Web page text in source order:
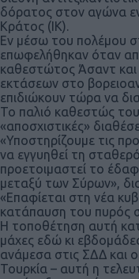
δόρατος στον αγώνα
Κράτος (ΙΚ).
Εν μέσω του πολέμου
επωφελήθηκαν όταν
καθεστώτος Άσαντ
εκτάσεων στο
επιδιώκουν τώρα να
Το παλιό καθεστώς
«αποσχιστικές»
«Υποστηρίζουμε τις
να εγγυηθεί τη
προετοιμαστεί το
μεταξύ των Σύρων»,
«Επαφίεται στη νέα
κατάπαυση του πυρός
Η τοποθέτηση αυτή
μάχες εδώ κι
ανάμεσα στις ΣΔΔ και
Τουρκία – αυτή η